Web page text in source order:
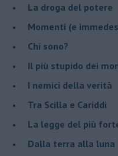
La droga del potere
Momenti (e
Chi sono?
Il più stupido dei
I nemici della verità
Tra Scilla e Cariddi
La legge del più
Dalla terra alla luna